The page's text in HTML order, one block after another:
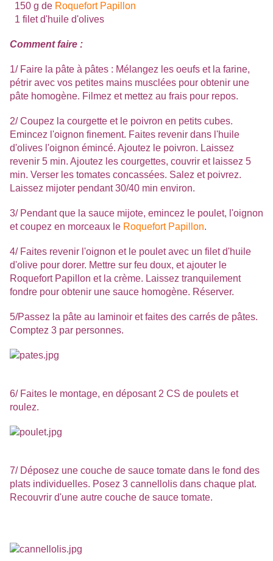
150 g de Roquefort Papillon
1 filet d'huile d'olives
Comment faire :
1/ Faire la pâte à pâtes : Mélangez les oeufs et la farine,
pétrir avec vos petites mains musclées pour obtenir une
pâte homogène. Filmez et mettez au frais pour repos.
2/ Coupez la courgette et le poivron en petits cubes.
Emincez l'oignon finement. Faites revenir dans l'huile
d'olives l'oignon émincé. Ajoutez le poivron. Laissez
revenir 5 min. Ajoutez les courgettes, couvrir et laissez 5
min. Verser les tomates concassées. Salez et poivrez.
Laissez mijoter pendant 30/40 min environ.
3/ Pendant que la sauce mijote, emincez le poulet, l'oignon
et coupez en morceaux le Roquefort Papillon.
4/ Faites revenir l'oignon et le poulet avec un filet d'huile
d'olive pour dorer. Mettre sur feu doux, et ajouter le
Roquefort Papillon et la crème. Laissez tranquilement
fondre pour obtenir une sauce homogène. Réserver.
5/Passez la pâte au laminoir et faites des carrés de pâtes.
Comptez 3 par personnes.
6/ Faites le montage, en déposant 2 CS de poulets et
roulez.
7/ Déposez une couche de sauce tomate dans le fond des
plats individuelles. Posez 3 cannellolis dans chaque plat.
Recouvrir d'une autre couche de sauce tomate.